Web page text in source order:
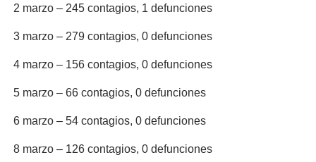
2 marzo – 245 contagios, 1 defunciones
3 marzo – 279 contagios, 0 defunciones
4 marzo – 156 contagios, 0 defunciones
5 marzo – 66 contagios, 0 defunciones
6 marzo – 54 contagios, 0 defunciones
8 marzo – 126 contagios, 0 defunciones